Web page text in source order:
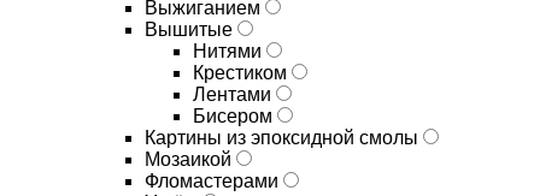
Выжиганием
Вышитые
Нитями
Крестиком
Лентами
Бисером
Картины из эпоксидной смолы
Мозаикой
Фломастерами